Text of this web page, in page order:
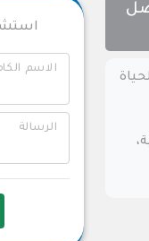
الاسم
الرسالة